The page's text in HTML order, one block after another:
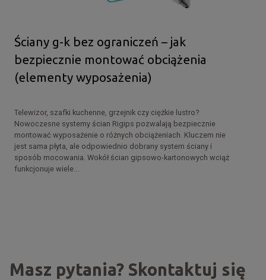
Ściany g-k bez ograniczeń – jak
bezpiecznie montować obciążenia
(elementy wyposażenia)
Telewizor, szafki kuchenne, grzejnik czy ciężkie lustro?
Nowoczesne systemy ścian Rigips pozwalają bezpiecznie
montować wyposażenie o różnych obciążeniach. Kluczem nie
jest sama płyta, ale odpowiednio dobrany system ściany i
sposób mocowania. Wokół ścian gipsowo-kartonowych wciąż
funkcjonuje wiele...
Masz pytania? Skontaktuj się